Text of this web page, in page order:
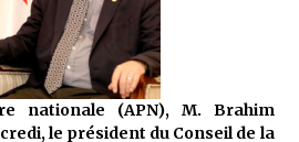
ago
nocturne dans le désert (Un conte
agonationale (APN), M. Brahim
le président du Conseil de la